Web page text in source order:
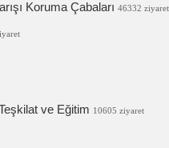
Koruma Ça­baları 46332 ziyaret
ve Eğitim 10605 ziyaret